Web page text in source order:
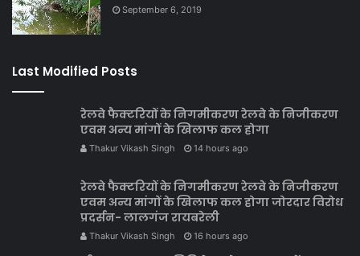
September 6, 2019
Last Modified Posts
रेलवे फैक्टरियों के निगमीकरण रेलवे के निजीकरण
एवम अन्य मांगों के खिलाफ कल होगा
Thakur Vikash Singh 14 hours ago
रेलवे फैक्टरियों के निगमीकरण रेलवे के निजीकरण
एवम अन्य मांगों के खिलाफ कल होगा जोरदार विरोध
प्रदर्सन- लालगंज रायबरेली
Thakur Vikash Singh 16 hours ago